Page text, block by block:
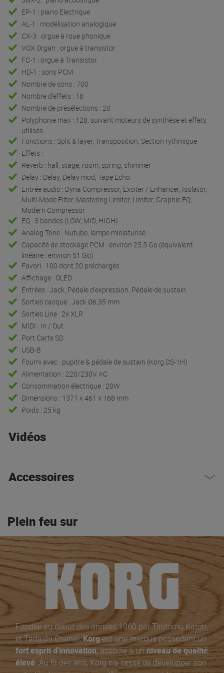
EP-1 : piano Electrique
AL-1 : modélisation analogique
CX-3 : orgue à roue phonique
VOX Organ : orgue à transistor
FC-1 : orgue à Transistor
HD-1 : sons PCM
Nombre de sons : 700
Nombre d'effets : 18
Nombre de présélections : 20
Polyphonie max : 128, suivant moteurs de synthèse et effets
utilisés
Fonctions : Split & layer, Transposition, Section rythmique
Effets :
Reverb : hall, stage, room, spring, shimmer
Delay : Delay, Delay mod, Tape Echo
Entrée audio : Dyna Compressor, Exciter / Enhancer, Isolator,
Multi-Mode Filter, Mastering Limiter, Limiter, Graphic EQ,
Modern Compressor
EQ : 3 bandes (LOW, MID, HIGH)
Analog Tone : Nutube, lampe miniaturisé
Capacité de stockage PCM : environ 25,5 Go (équivalent
linéaire : environ 51 Go)
Favori : 100 dont 20 préchargés
Affichage : OLED
Entrées : Jack, Pédale d'expression, Pédale de sustain
Sorties casque : Jack Ø6,35 mm
Sorties Line : 2x XLR
MIDI : In / Out
Port Carte SD
USB-B
Fourni avec : pupitre & pédale de sustain (Korg DS-1H)
Alimentation : 220/230V AC
Consommation électrique : 20W
Dimensions : 1371 x 461 x 168 mm
Poids : 25 kg
Vidéos
Accessoires
Plein feu sur
Fondée au début des années 1960 par Tsutomu Katoh
et Tadashi Osanai,Korgest une marque possédant un
fort esprit d'innovation, associé à unniveau de qualité
élevé. Au fil des ans, Korg n'a cessé de développer son